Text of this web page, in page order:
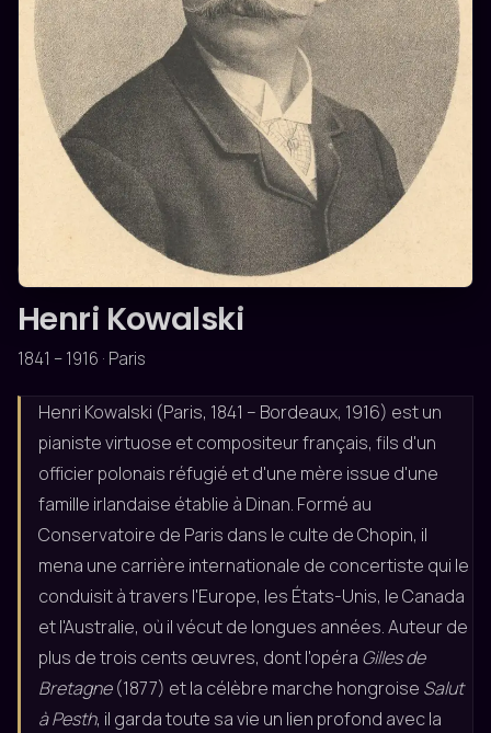
Henri Kowalski
1841 – 1916 · Paris
Henri Kowalski (Paris, 1841 – Bordeaux, 1916) est un
pianiste virtuose et compositeur français, fils d'un
officier polonais réfugié et d'une mère issue d'une
famille irlandaise établie à Dinan. Formé au
Conservatoire de Paris dans le culte de Chopin, il
mena une carrière internationale de concertiste qui le
conduisit à travers l'Europe, les États-Unis, le Canada
et l'Australie, où il vécut de longues années. Auteur de
plus de trois cents œuvres, dont l'opéra Gilles de
Bretagne(1877) et la célèbre marche hongroise Salut
à Pesth, il garda toute sa vie un lien profond avec la